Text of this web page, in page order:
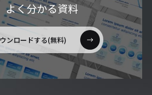
よく分かる資料
ンロードする(無料)